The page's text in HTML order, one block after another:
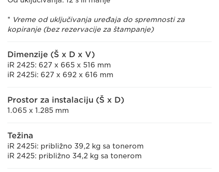
* Vreme od uključivanja uređaja do spremnosti za
kopiranje (bez rezervacije za štampanje)
Dimenzije (Š x D x V)
iR 2425: 627 x 665 x 516 mm
iR 2425i: 627 x 692 x 616 mm
Prostor za instalaciju (Š x D)
1.065 x 1.285 mm
Težina
iR 2425i: približno 39,2 kg sa tonerom
iR 2425: približno 34,2 kg sa tonerom